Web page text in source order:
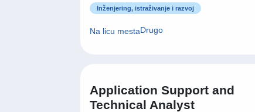
Inženjering, istraživanje i razvoj
Na licu mestaDrugo
Application Support and
Technical Analyst